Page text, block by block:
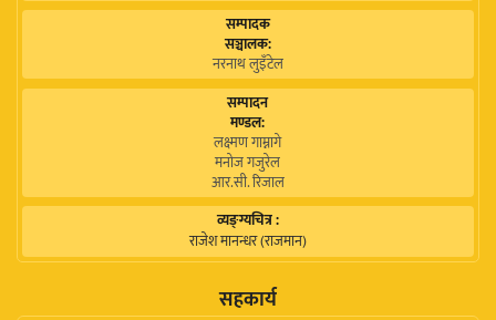
सम्पादक
सञ्चालक:
नरनाथ लुइँटेल
सम्पादन
मण्डल:
लक्ष्मण गाम्नागे
मनोज गजुरेल
आर.सी. रिजाल
व्यङ्ग्यचित्र :
राजेश मानन्धर (राजमान)
सहकार्य